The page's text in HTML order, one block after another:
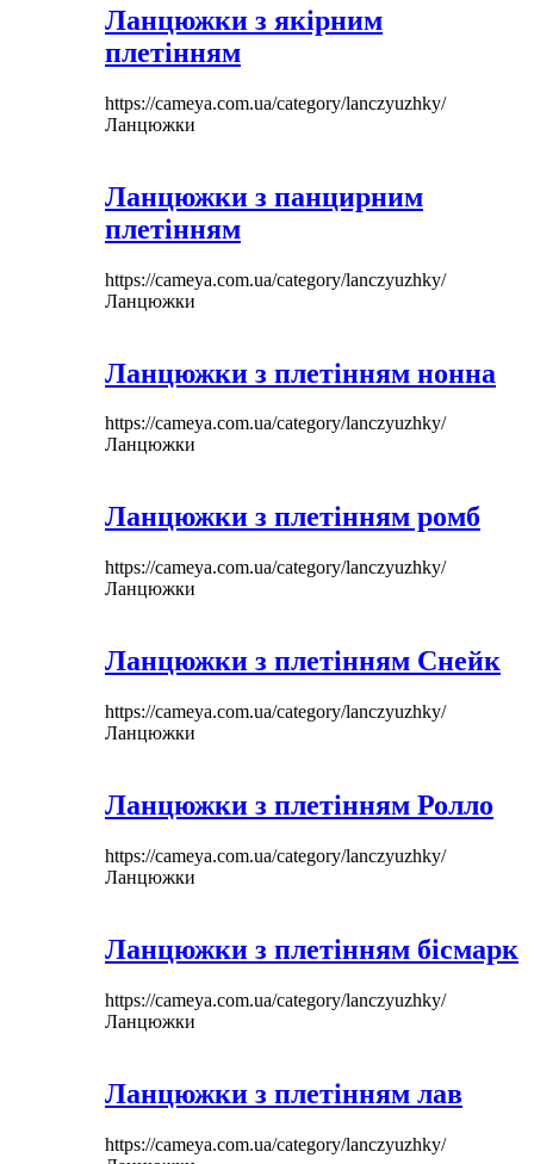
Ланцюжки з якірним
плетінням
https://cameya.com.ua/category/lanczyuzhky/
Ланцюжки
Ланцюжки з панцирним
плетінням
https://cameya.com.ua/category/lanczyuzhky/
Ланцюжки
Ланцюжки з плетінням нонна
https://cameya.com.ua/category/lanczyuzhky/
Ланцюжки
Ланцюжки з плетінням ромб
https://cameya.com.ua/category/lanczyuzhky/
Ланцюжки
Ланцюжки з плетінням Снейк
https://cameya.com.ua/category/lanczyuzhky/
Ланцюжки
Ланцюжки з плетінням Ролло
https://cameya.com.ua/category/lanczyuzhky/
Ланцюжки
Ланцюжки з плетінням бісмарк
https://cameya.com.ua/category/lanczyuzhky/
Ланцюжки
Ланцюжки з плетінням лав
https://cameya.com.ua/category/lanczyuzhky/